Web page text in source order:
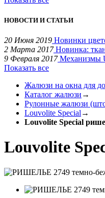
НОВОСТИ И СТАТЬИ
20 Июня 2019 Новинки
2 Марта 2017Новинка:
9 Февраля 2017Механизмы
Показать все
Жалюзи на окна для
Каталог жалюзи →
Рулонные жалюзи
Louvolite Special →
Louvolite Special
Louvolite